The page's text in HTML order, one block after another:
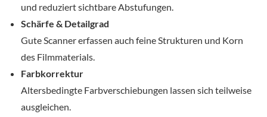
und reduziert sichtbare Abstufungen.
Schärfe & Detailgrad
Gute Scanner erfassen auch feine Strukturen und Korn
des Filmmaterials.
Farbkorrektur
Altersbedingte Farbverschiebungen lassen sich teilweise
ausgleichen.